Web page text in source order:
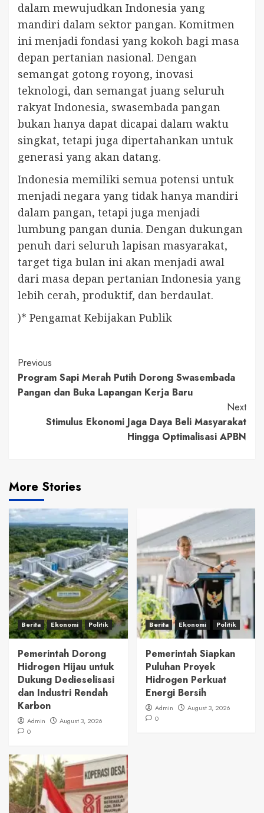
dalam mewujudkan Indonesia yang
mandiri dalam sektor pangan. Komitmen
ini menjadi fondasi yang kokoh bagi masa
depan pertanian nasional. Dengan
semangat gotong royong, inovasi
teknologi, dan semangat juang seluruh
rakyat Indonesia, swasembada pangan
bukan hanya dapat dicapai dalam waktu
singkat, tetapi juga dipertahankan untuk
generasi yang akan datang.
Indonesia memiliki semua potensi untuk
menjadi negara yang tidak hanya mandiri
dalam pangan, tetapi juga menjadi
lumbung pangan dunia. Dengan dukungan
penuh dari seluruh lapisan masyarakat,
target tiga bulan ini akan menjadi awal
dari masa depan pertanian Indonesia yang
lebih cerah, produktif, dan berdaulat.
)* Pengamat Kebijakan Publik
Continue
Reading
Previous
Program Sapi Merah Putih Dorong Swasembada
Pangan dan Buka Lapangan Kerja Baru
Next
Stimulus Ekonomi Jaga Daya Beli Masyarakat
Hingga Optimalisasi APBN
More Stories
Berita Ekonomi Politik
Pemerintah Dorong
Hidrogen Hijau untuk
Dukung Dedieselisasi
dan Industri Rendah
Karbon
Admin
August 3, 2026
0
Berita Ekonomi Politik
Pemerintah Siapkan
Puluhan Proyek
Hidrogen Perkuat
Energi Bersih
Admin
August 3, 2026
0